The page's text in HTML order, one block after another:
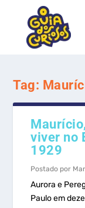
Tag:
viver no
1929
Postado por
Aurora e
Paulo em